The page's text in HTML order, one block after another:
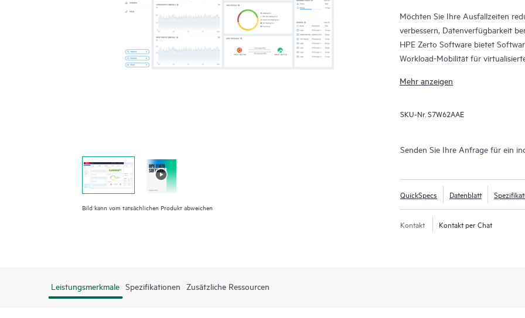
Bild kann vom tatsächlichen Produkt abweichen
Möchten Sie Ihre Ausfallzeiten
verbessern, Datenverfügbarkeit
HPE Zerto Software bietet
Workload-Mobilität für
dass Unternehmen sich schnell
HPE Zerto unterstützt eine breite
eine einheitliche, skalierbare
vereinfacht und es Unternehmen
Mehr anzeigen
SKU-Nr. S7W62AAE
Senden Sie Ihre Anfrage für ein
QuickSpecs Datenblatt
Kontakt Kontakt per Chat
Leistungsmerkmale Spezifikationen Zusätzliche Ressourcen